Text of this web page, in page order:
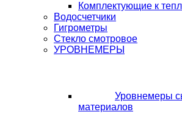
Комплектующие к
Водосчетчики
Гигрометры
Стекло смотровое
УРОВНЕМЕРЫ
Уровнемеры
материалов